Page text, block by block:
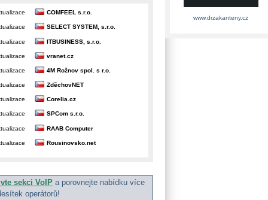
COMFEEL s.r.o.
SELECT SYSTEM, s.r.o.
ITBUSINESS, s.r.o.
vranet.cz
4M Rožnov spol. s r.o.
ZděchovNET
Corelia.cz
SPCom s.r.o.
RAAB Computer
Rousinovsko.net
sekci VoIP a porovnejte nabídku více
operátorů!
www.drzakanteny.cz